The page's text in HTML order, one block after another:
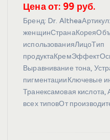
Цена от: 99 руб.
Бренд: Dr.
использованияЛицоТип
Выравнивание тона,
пигментацииКлючевые
Транексамовая
всех типовОт